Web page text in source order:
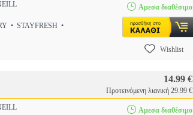
• STAYFRESH •
Αμεσα διαθέσιμο
Wishlist
14.99 €
Προτεινόμενη λιανική 29.99 €
Αμεσα διαθέσιμο